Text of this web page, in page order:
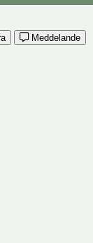
Meddelande